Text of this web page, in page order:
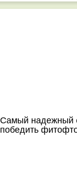
Самый надежный
победить